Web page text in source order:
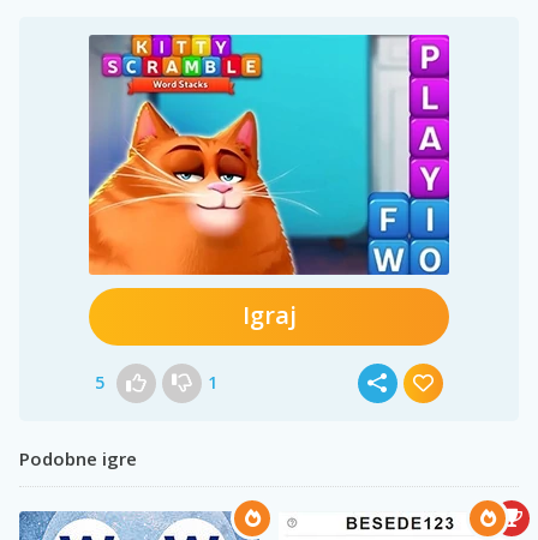
Igraj
5 1
Podobne igre